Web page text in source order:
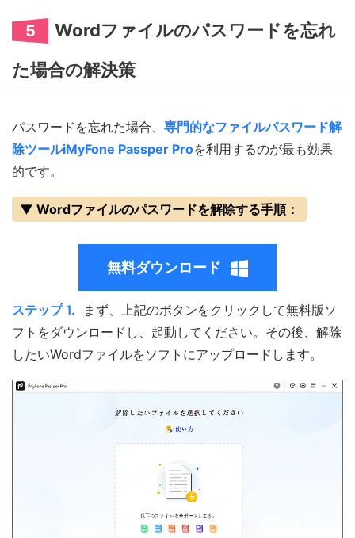
5
Wordファイルのパスワードを忘れ
た場合の解決策
パスワードを忘れた場合、 専門的なファイルパスワード解
除ツールiMyFone Passper Proを利用するのが最も効果
的です。
▼ Wordファイルのパスワードを解除する手順：
無料ダウンロード
ステップ 1.
まず、上記のボタンをクリックして無料版ソ
フトをダウンロードし、起動してください。その後、解除
したいWordファイルをソフトにアップロードします。